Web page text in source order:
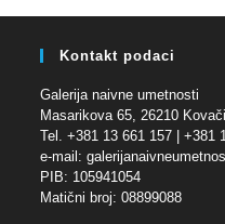
Kontakt podaci
Galerija naivne umetnosti
Masarikova 65, 26210
Tel. +381 13 661 157 | +381
e-mail:
PIB: 105941054
Matični broj: 08899088